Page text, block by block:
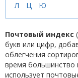
Л Ц Ю
Почтовый индекс
букв или цифр,
облегчения
время большинство
использует